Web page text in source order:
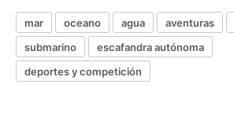
mar oceano agua aventuras
submarino
escafandra autónoma
deportes y competición